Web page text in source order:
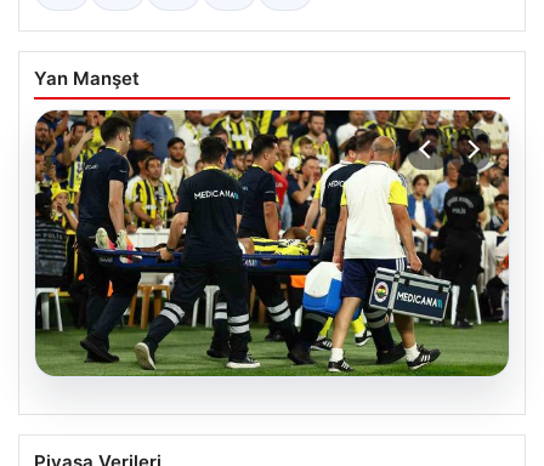
Yan Manşet
05.08.2026
Fenerbahçe’de Sturm Graz Maçında